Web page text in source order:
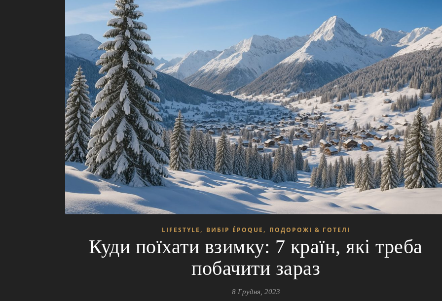
LIFESTYLE , ВИБІР ÉPOQUE , ПОДОРОЖІ & ГОТЕЛІ
Куди поїхати взимку: 7 країн, які треба
побачити зараз
8 Грудня, 2023